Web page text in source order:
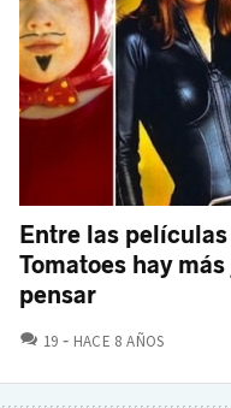
Entre las
Tomatoes hay
pensar
19 COMENTARIOS
HACE 8 AÑOS